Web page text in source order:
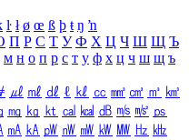
ŀ ł ø œ ß þ ŧ ŋ ŉ
П Р С Т У Ф Х Ц Ч Ш Щ Ъ
м н о п р с т у ф х ц ч ш щ ъ
㎕ ㎖ ㎗ ℓ ㎘ ㏄ ㎣ ㎤ ㎥ ㎦
㎎ ㎏ ㏏ ㎈ ㎉ ㏈ ㎧ ㎨ ㎰
㎃ ㎄ ㎺ ㎻ ㎽ ㎾ ㎿ ㎐ ㎑